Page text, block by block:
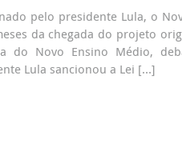
pelo presidente Lula, o
da chegada do projeto
do Novo Ensino Médio,
Lula sancionou a Lei […]